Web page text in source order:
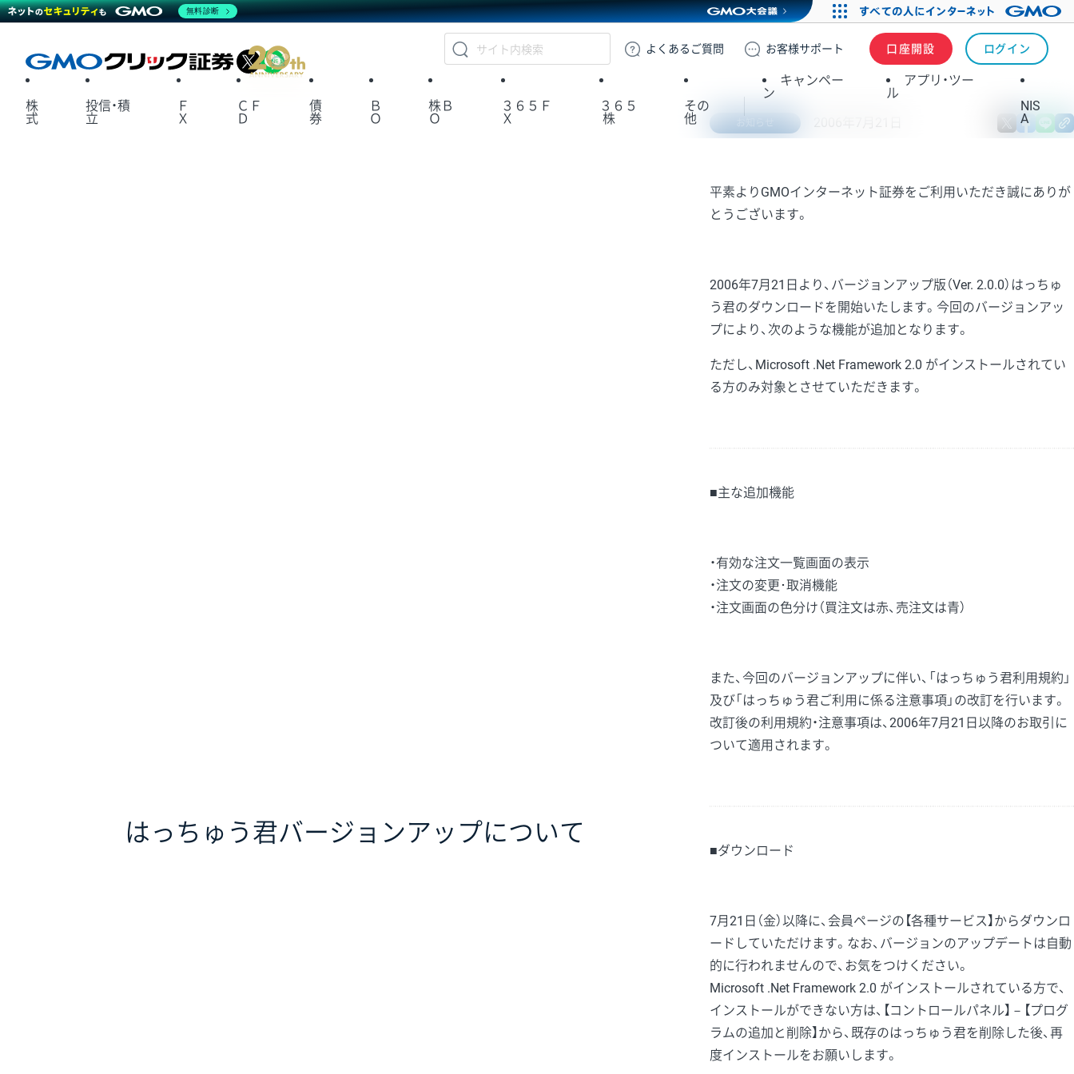
GMOクリック証券
よくある ご質問 お客様サポート 口座開設 ログイン
X
株
式
投信・積
立
Ｆ
Ｘ
ＣＦ
Ｄ
債
券
Ｂ
Ｏ
株Ｂ
Ｏ
３６５Ｆ
Ｘ
３６５
株
その
他
キャンペー
ン
アプリ・ツー
ル
NIS
A
はっちゅう君バージョンアップについて
X
平素よりGMOインターネット証券をご利用いただき誠にありが
とうございます。
2006年7月21日より、バージョンアップ版（Ver. 2.0.0）はっちゅ
う君のダウンロードを開始いたします。今回のバージョンアッ
プにより、次のような機能が追加となります。
ただし、Microsoft .Net Framework 2.0 がインストールされてい
る方のみ対象とさせていただきます。
■主な追加機能
・有効な注文一覧画面の表示
・注文の変更･取消機能
・注文画面の色分け（買注文は赤、売注文は青）
また、今回のバージョンアップに伴い、「はっちゅう君利用規約」
及び「はっちゅう君ご利用に係る注意事項」の改訂を行います。
改訂後の利用規約・注意事項は、2006年7月21日以降のお取引に
ついて適用されます。
■ダウンロード
7月21日（金）以降に、会員ページの【各種サービス】からダウンロ
ードしていただけます。なお、バージョンのアップデートは自動
的に行われませんので、お気をつけください。
Microsoft .Net Framework 2.0 がインストールされている方で、
インストールができない方は、【コントロールパネル】－【プログ
ラムの追加と削除】から、既存のはっちゅう君を削除した後、再
度インストールをお願いします。
無料診断